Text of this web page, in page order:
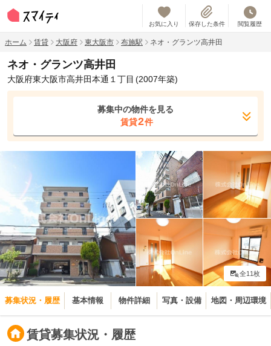
お気に入り 保存した条件 閲覧履歴
ホーム 賃貸 大阪府 東大阪市 布施駅 ネオ・グランツ高井田
ネオ・グランツ高井田
大阪府東大阪市高井田本通１丁目 (2007年築)
募集中の物件を見る
賃貸2件
全11枚
募集状況・履歴 基本情報 物件詳細 写真・設備 地図・周辺環境
賃貸募集状況・履歴